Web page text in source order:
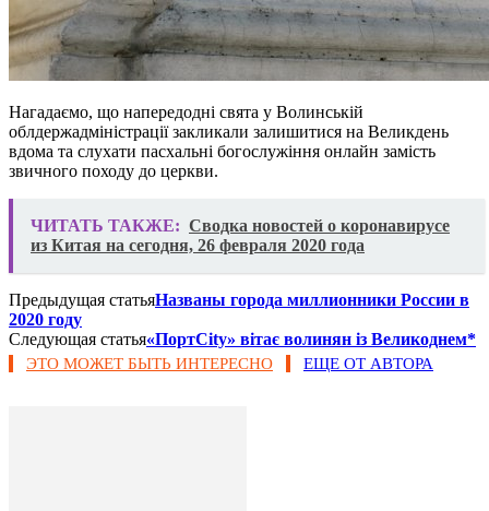
Нагадаємо, що напередодні свята у Волинській
облдержадміністрації закликали залишитися на Великдень
вдома та слухати пасхальні богослужіння онлайн замість
звичного походу до церкви.
ЧИТАТЬ ТАКЖЕ: Сводка новостей о коронавирусе
из Китая на сегодня, 26 февраля 2020 года
Предыдущая статьяНазваны города миллионники России в
2020 году
Следующая статья«ПортCity» вітає волинян із Великоднем*
ЭТО МОЖЕТ БЫТЬ ИНТЕРЕСНО ЕЩЕ ОТ АВТОРА